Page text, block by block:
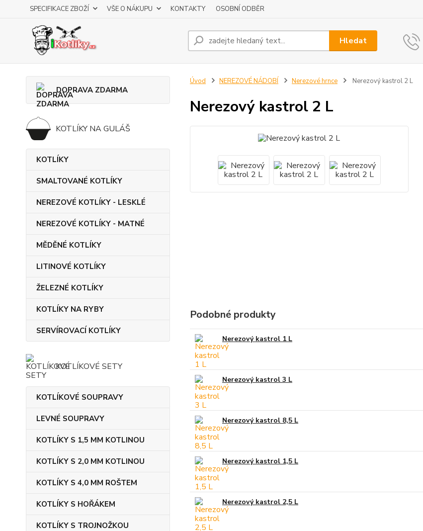
SPECIFIKACE ZBOŽÍ VŠE O NÁKUPU KONTAKTY OSOBNÍ ODBĚR
Hledat
DOPRAVA ZDARMA
KOTLÍKY NA GULÁŠ
KOTLÍKY
SMALTOVANÉ KOTLÍKY
NEREZOVÉ KOTLÍKY - LESKLÉ
NEREZOVÉ KOTLÍKY - MATNÉ
MĚDĚNÉ KOTLÍKY
LITINOVÉ KOTLÍKY
ŽELEZNÉ KOTLÍKY
KOTLÍKY NA RYBY
SERVÍROVACÍ KOTLÍKY
KOTLÍKOVÉ SETY
KOTLÍKOVÉ SOUPRAVY
LEVNÉ SOUPRAVY
KOTLÍKY S 1,5 MM KOTLINOU
KOTLÍKY S 2,0 MM KOTLINOU
KOTLÍKY S 4,0 MM ROŠTEM
KOTLÍKY S HOŘÁKEM
KOTLÍKY S TROJNOŽKOU
Úvod NEREZOVÉ NÁDOBÍ Nerezové hrnce Nerezový kastrol 2 L
Nerezový kastrol 2 L
Podobné produkty
Nerezový kastrol 1 L
Nerezový kastrol 3 L
Nerezový kastrol 8,5 L
Nerezový kastrol 1,5 L
Nerezový kastrol 2,5 L